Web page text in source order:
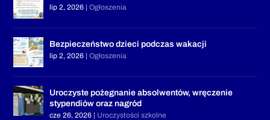
lip 2, 2026 |Ogłoszenia
Bezpieczeństwo dzieci podczas wakacji
lip 2, 2026 |Ogłoszenia
Uroczyste pożegnanie absolwentów, wręczenie
stypendiów oraz nagród
cze 26, 2026 | Uroczystości szkolne